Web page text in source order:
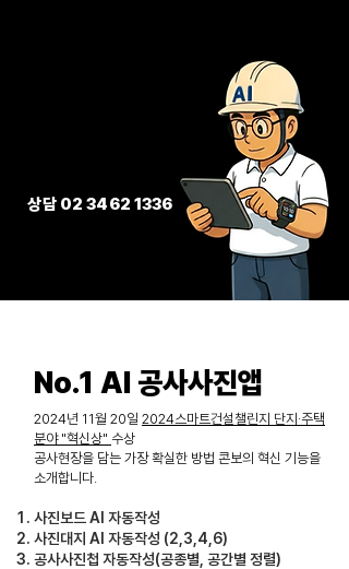
​상담 02 3462 1336
No.1 AI 공사사진앱
2024년 11월 20일 2024스마트건설챌린지 단지·주택
분야 "혁신상" 수상
공사현장을 담는 가장 확실한 방법 콘보의 혁신 기능을
소개합니다.
사진보드 AI 자동작성
사진대지 AI 자동작성 (2,3,4,6)
공사사진첩 자동작성​(공종별, 공간별 정렬)